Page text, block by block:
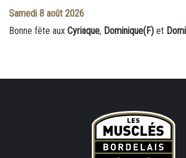
Samedi 8 août 2026
Bonne fête aux Cyriaque, Dominique(F) et